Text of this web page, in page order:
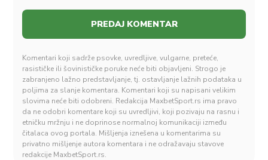
Komentari koji sadrže psovke, uvredljive, vulgarne, preteće,
rasističke ili šovinističke poruke neće biti objavljeni. Strogo je
zabranjeno lažno predstavljanje, tj. ostavljanje lažnih podataka u
poljima za slanje komentara. Komentari koji su napisani velikim
slovima neće biti odobreni. Redakcija MaxbetSport.rs ima pravo
da ne odobri komentare koji su uvredljivi, koji pozivaju na rasnu i
etničku mržnju i ne doprinose normalnoj komunikaciji između
čitalaca ovog portala. Mišljenja iznešena u komentarima su
privatno mišljenje autora komentara i ne odražavaju stavove
redakcije MaxbetSport.rs.